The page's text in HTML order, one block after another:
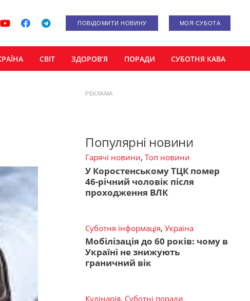
ПОВІДОМИТИ НОВИНУ МОЯ СУБОТА
СВІТ ЗДОРОВ’Я ПОРАДИ СУБОТНЯ КАВА
РЕКЛАМА
Популярні новини
Гарячі новини, Топ новини
У Коростенському ТЦК помер
46-річний чоловік після
проходження ВЛК
Суботня інформація, Україна
Мобілізація до 60 років: чому в
Україні не знижують
граничний вік
Кулінарія, Суботні поради